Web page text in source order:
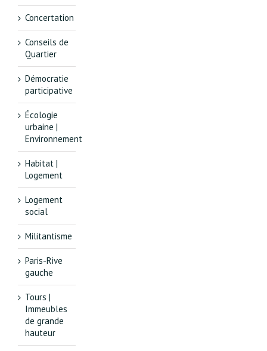
Concertation
Conseils de
Quartier
Démocratie
participative
Écologie
urbaine |
Environnement
Habitat |
Logement
Logement
social
Militantisme
Paris-Rive
gauche
Tours |
Immeubles
de grande
hauteur